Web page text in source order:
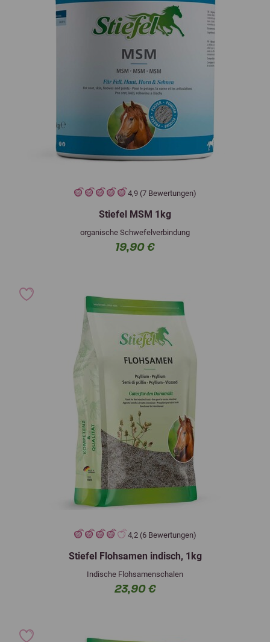
4,9 (7 Bewertungen)
Stiefel MSM 1kg
organische Schwefelverbindung
19,90 €
4,2 (6 Bewertungen)
Stiefel Flohsamen indisch, 1kg
Indische Flohsamenschalen
23,90 €